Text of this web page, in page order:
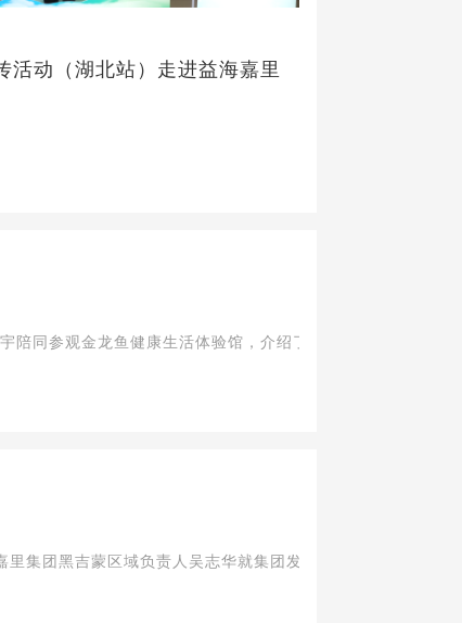
活动（湖北站）走进益海嘉里
同参观金龙鱼健康生活体验馆，介绍了集团“金龙鱼丰益堂”
集团黑吉蒙区域负责人吴志华就集团发展布局、科技创新